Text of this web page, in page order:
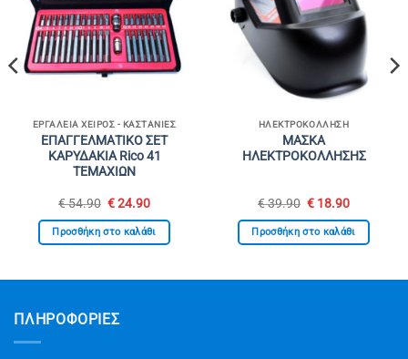
ΕΡΓΑΛΕΊΑ ΧΕΙΡΌΣ - ΚΑΣΤΆΝΙΕΣ
ΕΠΑΓΓΕΛΜΑΤΙΚΟ ΣΕΤ
ΚΑΡΥΔΑΚΙΑ Rico 41
ΤΕΜΑΧΙΩΝ
€54.90 Original
was:
€ 54.90.
€24.90Η
τιμή
είναι:
€ 24.90.
Προσθήκη στο καλάθι
ΗΛΕΚΤΡΟΚΌΛΛΗΣΗ
ΜΑΣΚΑ
ΗΛΕΚΤΡΟΚΟΛΛΗΣΗΣ
€39.90 Original
was:
€ 39.90.
€ 18.90Η
τιμή
είναι:
€ 18.90.
Προσθήκη στο καλάθι
ΠΛΗΡΟΦΟΡΙΕΣ